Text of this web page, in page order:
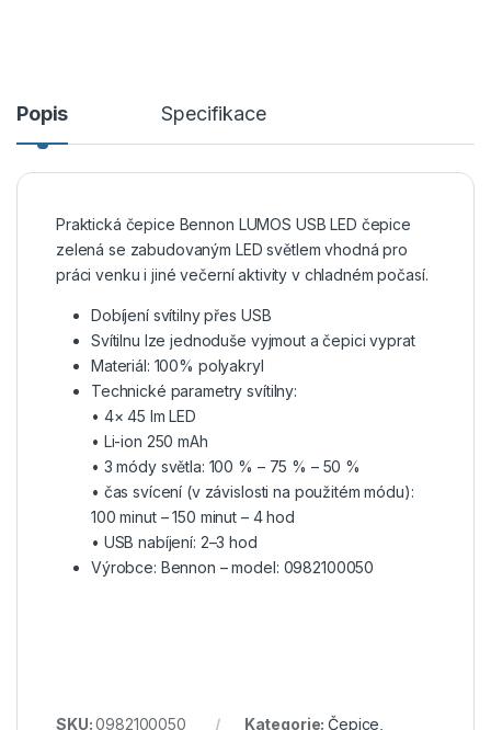
Popis Specifikace
Praktická čepice Bennon LUMOS USB LED čepice
zelená se zabudovaným LED světlem vhodná pro
práci venku i jiné večerní aktivity v chladném počasí.
Dobíjení svítilny přes USB
Svítilnu lze jednoduše vyjmout a čepici vyprat
Materiál: 100% polyakryl
Technické parametry svítilny:
• 4× 45 lm LED
• Li-ion 250 mAh
• 3 módy světla: 100 % – 75 % – 50 %
• čas svícení (v závislosti na použitém módu):
100 minut – 150 minut – 4 hod
• USB nabíjení: 2–3 hod
Výrobce: Bennon – model: 0982100050
SKU:0982100050 Kategorie:Čepice,